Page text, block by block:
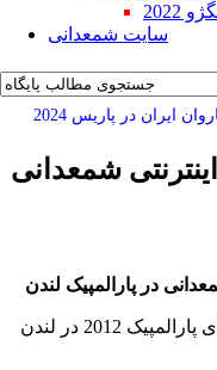
2022
سایت شمعدانی
ایران در پاریس 2024
شمعدانی
در پارالمپیک لندن
تا ساعتی دیگر چهاردهمین دوره بازی های پارالمپیک 2012 در لندن